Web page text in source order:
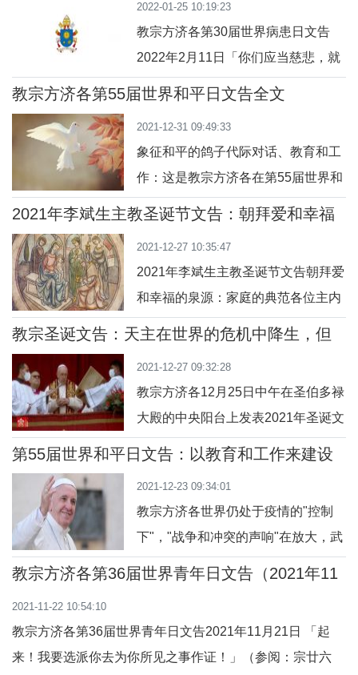
前，祂再次
们：四旬期引领我们走向耶稣基督圣
死与复活的逾越奥迹，这也是我们个
人及团体都得以更新的良机。在
2022 年的四旬期，我们可以默想圣
2022-01-25 10:19:23
教宗方济各第30届世界病患日文告
2022年2月11日「你们应当慈悲，就
像你们的父那样慈悲。」（路六36）
兄姊妹们：30年前，教宗圣若望保禄
二世设立了「世界病患日」，为了鼓
励天主子民、天主教医疗机构和公民
社会，多多关注病患和医护人员的需
力，在世界各
教宗方济各第55届世界和平日文告全文
2021-12-31 09:49:33
象征和平的鸽子代际对话、教育和工
作：这是教宗方济各在第55届世界和
平日文告中提出的缔造持久和平的三
月1日举行，教宗期勉人人参与和平
的建设工程，同心协力铺平「和平之
路」。代际对话意味着老少彼此聆
听，秉持责任感维护我们共同的家
大要点在于减少军事
2021年李斌生主教圣诞节文告：朝拜爱和幸福
的泉源：家庭的典范
2021-12-27 10:35:47
2021年李斌生主教圣诞节文告朝拜爱
和幸福的泉源：家庭的典范各位主内
的兄弟姊妹：普天同庆的圣诞节，为
问，「圣言就是普照世人的真光，正
进入世界，且留在世界上。」（1）
普世教会在2021年世界主教会议中以
「聆听与对话」来展开一系列的咨
路程，也是一段教会
教宗圣诞文告：天主在世界的危机中降生，但
希望更强而有力
2021-12-27 09:32:28
教宗方济各12月25日中午在圣伯多禄
大殿的中央阳台上发表2021年圣诞文
告，并降福罗马城和全世界。他在文
为了要与我们对话」。祂来到世界
上，为我们指明「相遇和对话的道
路」。以下是教宗方济各2021年圣诞
文告全文：亲爱的弟兄姊妹们，圣诞
及人生旅途意义的
第55届世界和平日文告：以教育和工作来建设
和平
2021-12-23 09:34:01
教宗方济各世界仍处于疫情的"控制
下"，"战争和冲突的声响"在放大，武
器的生产也比"冷战"时期增加，气候
方济各在第55届世界和平日文告中为
这个支离破碎的世界提供的一个具体
教宗方济各第36届世界青年日文告（2021年11
2021-11-22 10:54:10
教宗方济各第36届世界青年日文告2021年11月21日 「起
来！我要选派你去为你所见之事作证！」（参阅：宗廿六